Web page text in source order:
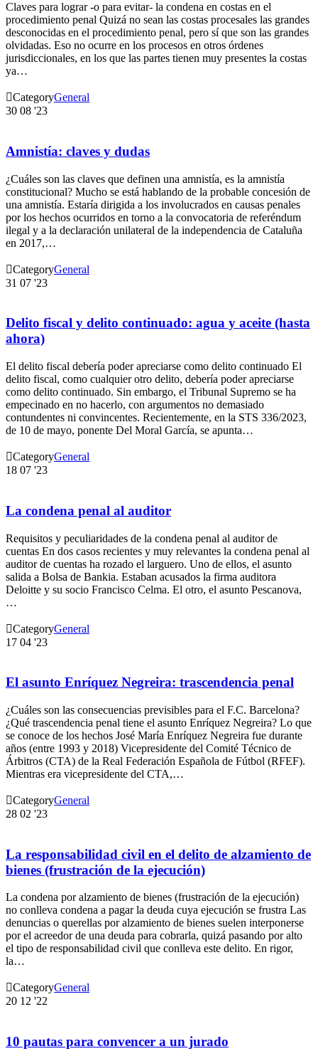
Claves para lograr -o para evitar- la condena en costas en el
procedimiento penal Quizá no sean las costas procesales las grandes
desconocidas en el procedimiento penal, pero sí que son las grandes
olvidadas. Eso no ocurre en los procesos en otros órdenes
jurisdiccionales, en los que las partes tienen muy presentes la costas
ya…
CategoryGeneral
30 08 '23
Amnistía: claves y dudas
¿Cuáles son las claves que definen una amnistía, es la amnistía
constitucional? Mucho se está hablando de la probable concesión de
una amnistía. Estaría dirigida a los involucrados en causas penales
por los hechos ocurridos en torno a la convocatoria de referéndum
ilegal y a la declaración unilateral de la independencia de Cataluña
en 2017,…
CategoryGeneral
31 07 '23
Delito fiscal y delito continuado: agua y aceite (hasta
ahora)
El delito fiscal debería poder apreciarse como delito continuado El
delito fiscal, como cualquier otro delito, debería poder apreciarse
como delito continuado. Sin embargo, el Tribunal Supremo se ha
empecinado en no hacerlo, con argumentos no demasiado
contundentes ni convincentes. Recientemente, en la STS 336/2023,
de 10 de mayo, ponente Del Moral García, se apunta…
CategoryGeneral
18 07 '23
La condena penal al auditor
Requisitos y peculiaridades de la condena penal al auditor de
cuentas En dos casos recientes y muy relevantes la condena penal al
auditor de cuentas ha rozado el larguero. Uno de ellos, el asunto
salida a Bolsa de Bankia. Estaban acusados la firma auditora
Deloitte y su socio Francisco Celma. El otro, el asunto Pescanova,
…
CategoryGeneral
17 04 '23
El asunto Enríquez Negreira: trascendencia penal
¿Cuáles son las consecuencias previsibles para el F.C. Barcelona?
¿Qué trascendencia penal tiene el asunto Enríquez Negreira? Lo que
se conoce de los hechos José María Enríquez Negreira fue durante
años (entre 1993 y 2018) Vicepresidente del Comité Técnico de
Árbitros (CTA) de la Real Federación Española de Fútbol (RFEF).
Mientras era vicepresidente del CTA,…
CategoryGeneral
28 02 '23
La responsabilidad civil en el delito de alzamiento de
bienes (frustración de la ejecución)
La condena por alzamiento de bienes (frustración de la ejecución)
no conlleva condena a pagar la deuda cuya ejecución se frustra Las
denuncias o querellas por alzamiento de bienes suelen interponerse
por el acreedor de una deuda para cobrarla, quizá pasando por alto
el tipo de responsabilidad civil que conlleva este delito. En rigor,
la…
CategoryGeneral
20 12 '22
10 pautas para convencer a un jurado